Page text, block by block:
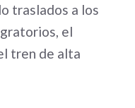
traslados a los
el
tren de alta